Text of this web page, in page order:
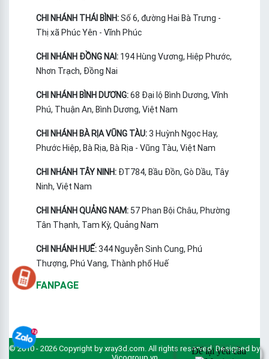
CHI NHÁNH THÁI BÌNH:Số 6, đường Hai Bà Trưng -
Thị xã Phúc Yên - Vĩnh Phúc
CHI NHÁNH ĐỒNG NAI: 194 Hùng Vương, Hiệp Phước,
Nhơn Trạch, Đồng Nai
CHI NHÁNH BÌNH DƯƠNG:68 Đại lộ Bình Dương, Vĩnh
Phú, Thuận An, Bình Dương, Việt Nam
CHI NHÁNH BÀ RỊA VŨNG TÀU:3 Huỳnh Ngọc Hay,
Phước Hiệp, Bà Rịa, Bà Rịa - Vũng Tàu, Việt Nam
CHI NHÁNH TÂY NINH: ĐT784, Bầu Đồn, Gò Dầu, Tây
Ninh, Việt Nam
CHI NHÁNH QUẢNG NAM: 57 Phan Bội Châu, Phường
Tân Thạnh, Tam Kỳ, Quảng Nam
CHI NHÁNH HUẾ:344 Nguyễn Sinh Cung, Phú
Thượng, Phú Vang, Thành phố Huế
FANPAGE
© 2010 - 2026 Copyright by xray3d.com. All rights reserved. Designed by